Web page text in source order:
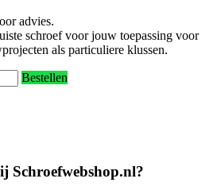
advies.
schroef voor jouw toepassing voor
als particuliere klussen.
Bestellen
Schroefwebshop.nl?